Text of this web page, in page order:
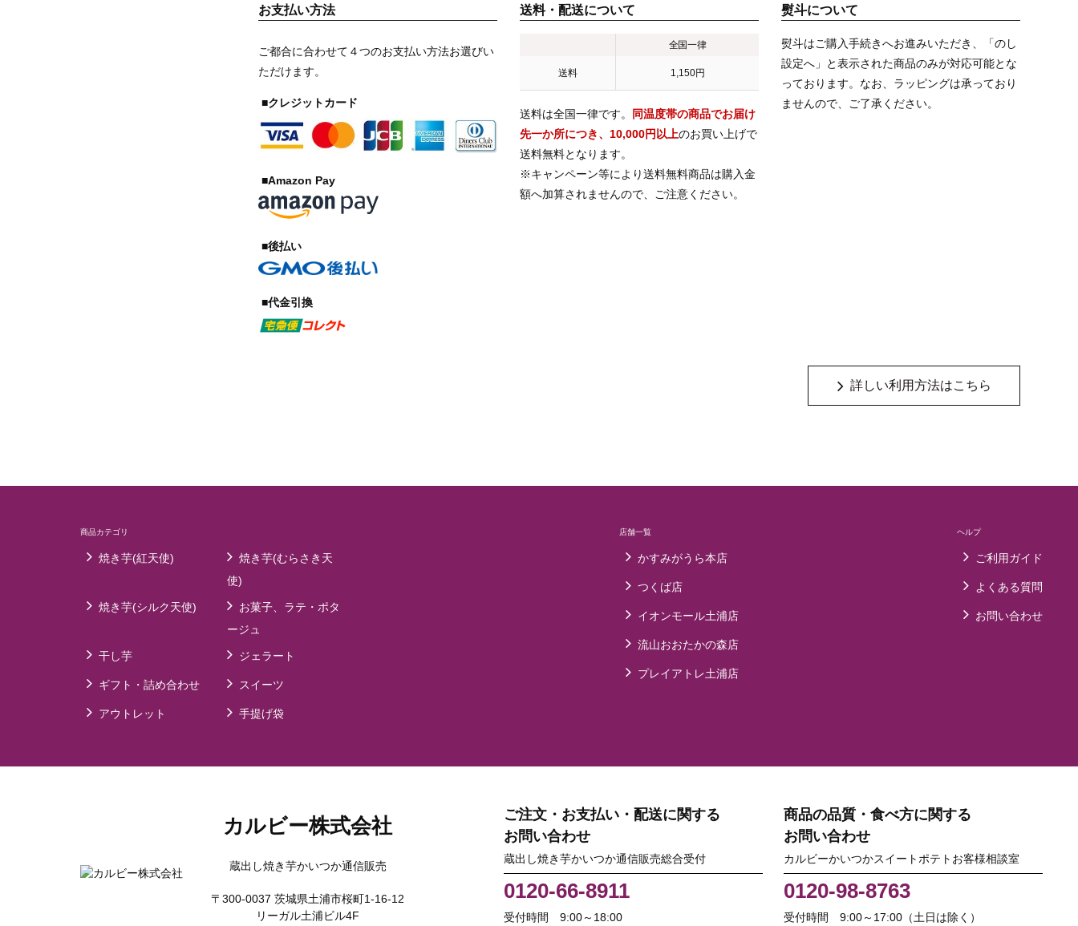
お支払い方法
ご都合に合わせて４つのお支払い方法お選びい
ただけます。
■クレジットカード
■Amazon Pay
■後払い
■代金引換
送料・配送について
全国一律
送料 1,150円
送料は全国一律です。
同温度帯の商品でお届け
先一か所につき、10,000円以上のお買い上げで
送料無料となります。
※キャンペーン等により送料無料商品は購入金
額へ加算されませんので、ご注意ください。
熨斗について
熨斗はご購入手続きへお進みいただき、「のし
設定へ」と表示された商品のみが対応可能とな
っております。なお、ラッピングは承っており
ませんので、ご了承ください。
詳しい利用方法はこちら
商品カテゴリ
焼き芋(紅天使)
焼き芋(むらさき天
使)
焼き芋(シルク天使)
お菓子、ラテ・ポタ
ージュ
干し芋 ジェラート
ギフト・詰め合わせ スイーツ
アウトレット 手提げ袋
店舗一覧
かすみがうら本店
つくば店
イオンモール土浦店
流山おおたかの森店
プレイアトレ土浦店
ヘルプ
ご利用ガイド
よくある質問
お問い合わせ
カルビー株式会社
蔵出し焼き芋かいつか通信販売
〒300-0037 茨城県土浦市桜町1-16-12
リーガル土浦ビル4F
ご注文・お支払い・配送に関する
お問い合わせ
蔵出し焼き芋かいつか通信販売総合受付
0120-66-8911
受付時間 9:00～18:00
商品の品質・食べ方に関する
お問い合わせ
カルビーかいつかスイートポテトお客様相談室
0120-98-8763
受付時間 9:00～17:00（土日は除く）